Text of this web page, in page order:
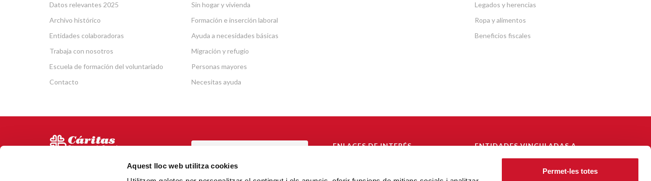
Aquest lloc web utilitza cookies
Permet-les totes
Datos relevantes 2025
Archivo histórico
Entidades colaboradoras
Trabaja con nosotros
Escuela de formación del voluntariado
Contacto
Sin hogar y vivienda
Formación e inserción laboral
Ayuda a necesidades básicas
Migración y refugio
Personas mayores
Necesitas ayuda
Legados y herencias
Ropa y alimentos
Beneficios fiscales
Via Laietana 5, Entl.
ENLACES DE INTERÉS
Càritas Catalunya
ENTIDADES VINCULADAS A